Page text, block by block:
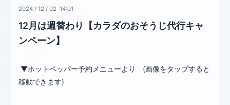
2024 /12 /02 14:01
12月は週替わり【カラダのおそうじ代行キャ
ンペーン】
▼ホットペッパー予約メニューより (画像をタップすると
移動できます)